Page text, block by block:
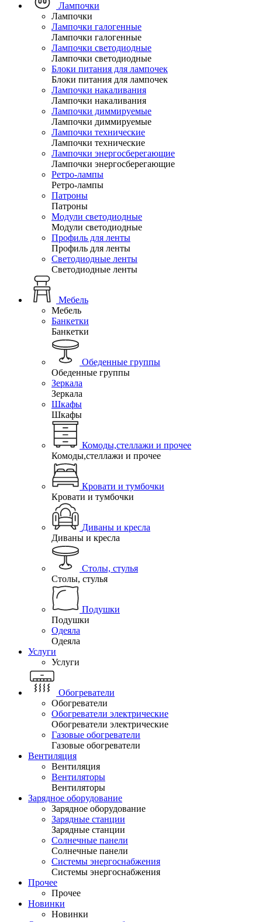
Лампочки
Лампочки
Лампочки галогенные
Лампочки галогенные
Лампочки светодиодные
Лампочки светодиодные
Блоки питания для лампочек
Блоки питания для лампочек
Лампочки накаливания
Лампочки накаливания
Лампочки диммируемые
Лампочки диммируемые
Лампочки технические
Лампочки технические
Лампочки энергосберегающие
Лампочки энергосберегающие
Ретро-лампы
Ретро-лампы
Патроны
Патроны
Модули светодиодные
Модули светодиодные
Профиль для ленты
Профиль для ленты
Светодиодные ленты
Светодиодные ленты
Мебель
Мебель
Банкетки
Банкетки
Обеденные группы
Обеденные группы
Зеркала
Зеркала
Шкафы
Шкафы
Комоды,стеллажи и прочее
Комоды,стеллажи и прочее
Кровати и тумбочки
Кровати и тумбочки
Диваны и кресла
Диваны и кресла
Столы, стулья
Столы, стулья
Подушки
Подушки
Одеяла
Одеяла
Услуги
Услуги
Обогреватели
Обогреватели
Обогреватели электрические
Обогреватели электрические
Газовые обогреватели
Газовые обогреватели
Вентиляция
Вентиляция
Вентиляторы
Вентиляторы
Зарядное оборудование
Зарядное оборудование
Зарядные станции
Зарядные станции
Солнечные панели
Солнечные панели
Системы энергоснабжения
Системы энергоснабжения
Прочее
Прочее
Новинки
Новинки